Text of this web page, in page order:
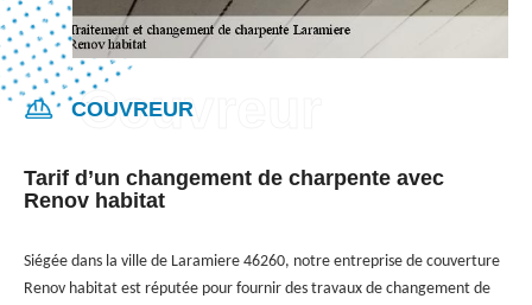
COUVREUR
Tarif d’un changement de charpente avec
Renov habitat
Siégée dans la ville de Laramiere 46260, notre entreprise de couverture
Renov habitat est réputée pour fournir des travaux de changement de